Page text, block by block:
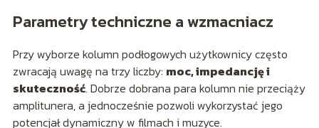
Parametry techniczne a wzmacniacz
Przy wyborze kolumn podłogowych użytkownicy często
zwracają uwagę na trzy liczby: moc, impedancję i
skuteczność. Dobrze dobrana para kolumn nie przeciąży
amplitunera, a jednocześnie pozwoli wykorzystać jego
potencjał dynamiczny w filmach i muzyce.